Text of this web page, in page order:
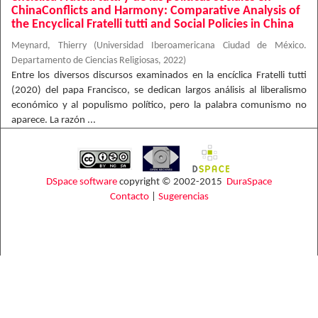
ChinaConflicts and Harmony: Comparative Analysis of
the Encyclical Fratelli tutti and Social Policies in China
Meynard, Thierry (Universidad Iberoamericana Ciudad de México.
Departamento de Ciencias Religiosas, 2022)
Entre los diversos discursos examinados en la encíclica Fratelli tutti
(2020) del papa Francisco, se dedican largos análisis al liberalismo
económico y al populismo político, pero la palabra comunismo no
aparece. La razón ...
DSpace software copyright © 2002-2015 DuraSpace
Contacto| Sugerencias